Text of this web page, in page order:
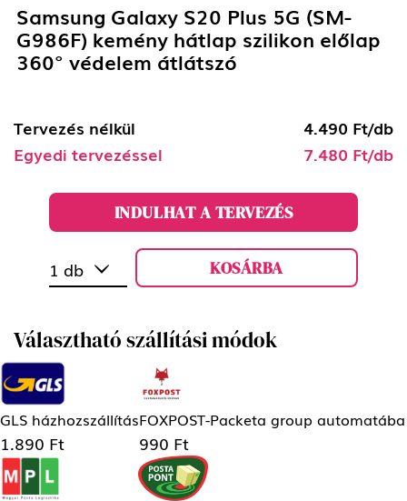
Samsung Galaxy S20 Plus 5G (SM-
G986F) kemény hátlap szilikon előlap
360° védelem átlátszó
Tervezés nélkül
4.490 Ft/db
Egyedi tervezéssel
7.480 Ft/db
INDULHAT A TERVEZÉS
1 db KOSÁRBA
Választható szállítási módok
GLS házhozszállítás
1.890 Ft
FOXPOST-Packeta group automatába
990 Ft